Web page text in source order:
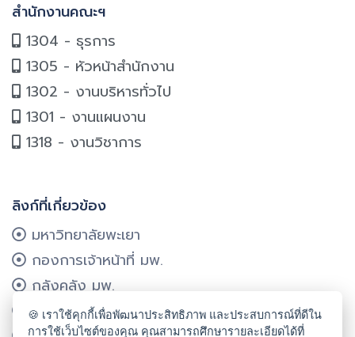
สำนักงานคณะฯ
1304 - ธุรการ
1305 - หัวหน้าสำนักงาน
1302 - งานบริหารทั่วไป
1301 - งานแผนงาน
1318 - งานวิชาการ
ลิงก์ที่เกี่ยวข้อง
มหาวิทยาลัยพะเยา
กองการเจ้าหน้าที่ มพ.
กลังคลัง มพ.
กองแผนงาน มพ.
🍪 เราใช้คุกกี้เพื่อพัฒนาประสิทธิภาพ และประสบการณ์ที่ดีใน
การใช้เว็บไซต์ของคุณ คุณสามารถศึกษารายละเอียดได้ที่